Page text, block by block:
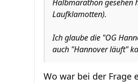
Halbmarathon gesehen
Laufklamotten).
Ich glaube die "OG
auch "Hannover läuft"
Wo war bei der Frage